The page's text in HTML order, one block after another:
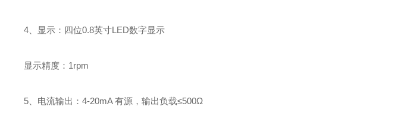
4 、显示：四位0.8英寸LED数字显示
显示精度： 1rpm
5 、电流输出：4-20mA有源，输出负载≤500Ω